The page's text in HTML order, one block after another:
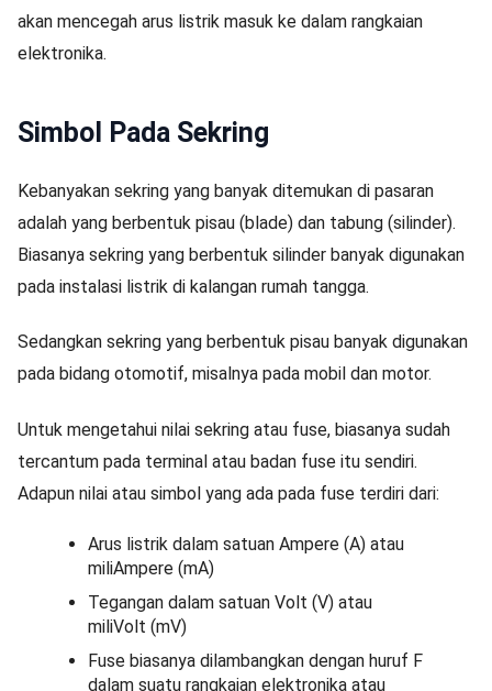
akan mencegah arus listrik masuk ke dalam rangkaian
elektronika.
Simbol Pada Sekring
Kebanyakan sekring yang banyak ditemukan di pasaran
adalah yang berbentuk pisau (blade) dan tabung (silinder).
Biasanya sekring yang berbentuk silinder banyak digunakan
pada instalasi listrik di kalangan rumah tangga.
Sedangkan sekring yang berbentuk pisau banyak digunakan
pada bidang otomotif, misalnya pada mobil dan motor.
Untuk mengetahui nilai sekring atau fuse, biasanya sudah
tercantum pada terminal atau badan fuse itu sendiri.
Adapun nilai atau simbol yang ada pada fuse terdiri dari:
Arus listrik dalam satuan Ampere (A) atau
miliAmpere (mA)
Tegangan dalam satuan Volt (V) atau
miliVolt (mV)
Fuse biasanya dilambangkan dengan huruf F
dalam suatu rangkaian elektronika atau